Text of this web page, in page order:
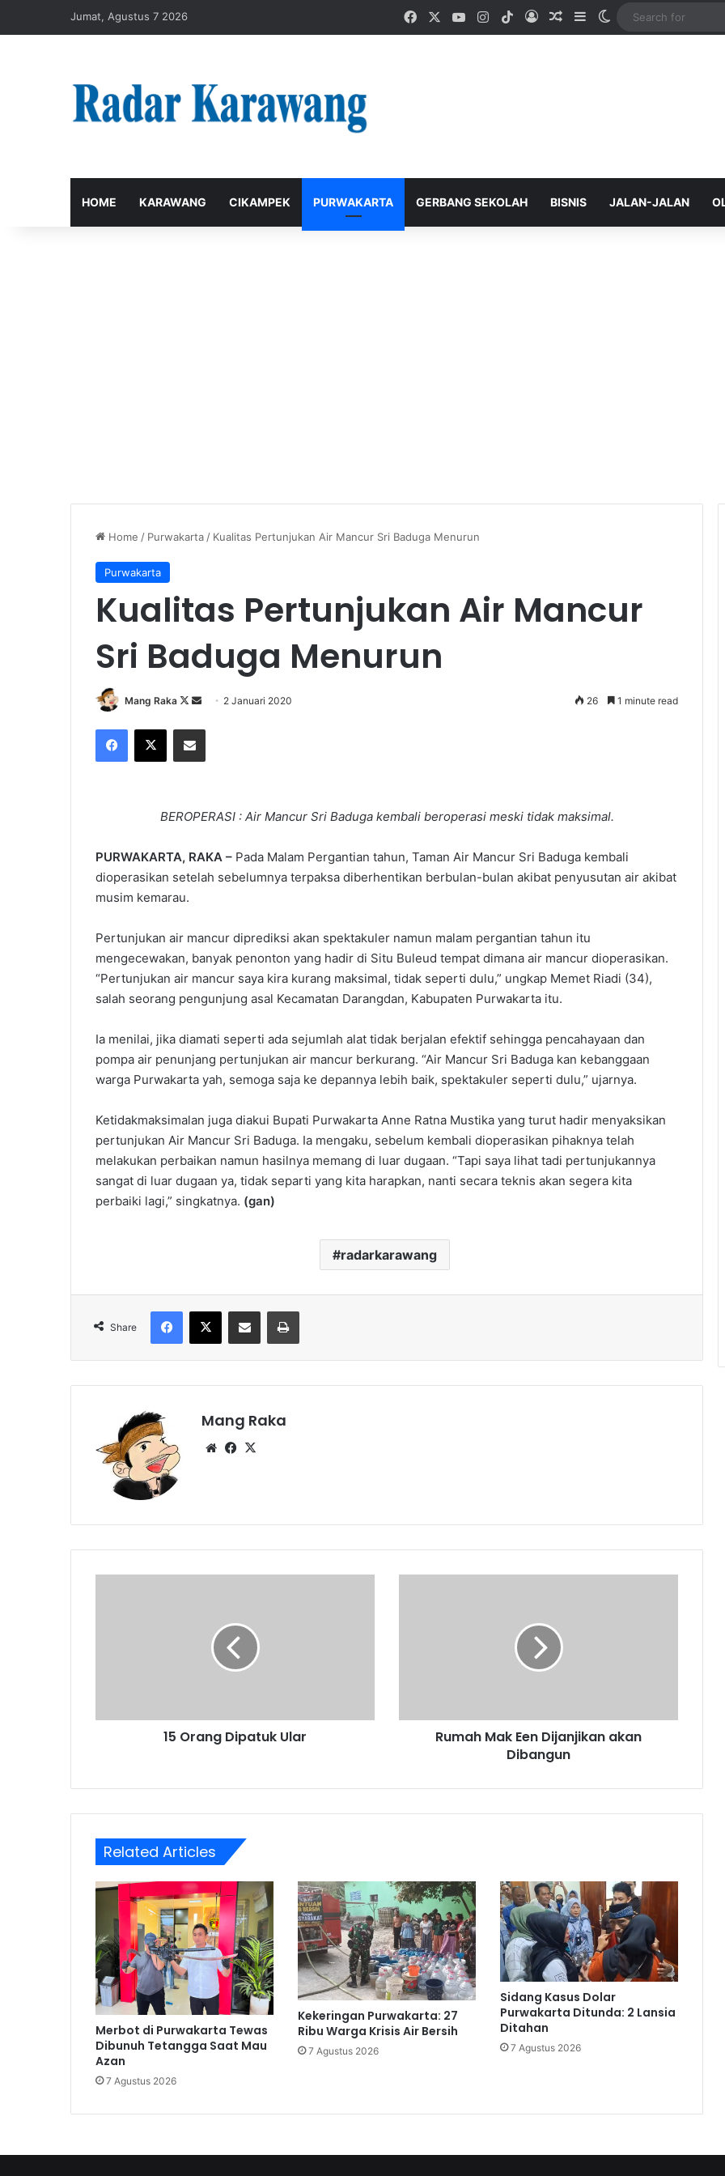
Jumat, Agustus 7 2026 FacebookYouTubeInstagram
TikTokLog InRandom Article
SidebarSwitch skin
HOME KARAWANG CIKAMPEK PURWAKARTA GERBANG SEKOLAH BISNIS JALAN-JALAN
Home / Purwakarta / Kualitas Pertunjukan Air Mancur Sri Baduga Menurun
Purwakarta
Kualitas Pertunjukan Air Mancur
Sri Baduga Menurun
Mang Raka
Follow
X
Send 2 Januari 2020 26 1 minute read
Facebook
X Share via Email
BEROPERASI : Air Mancur Sri Baduga kembali beroperasi meski tidak maksimal.
PURWAKARTA, RAKA – Pada Malam Pergantian tahun, Taman Air Mancur Sri Baduga kembali
dioperasikan setelah sebelumnya terpaksa diberhentikan berbulan-bulan akibat penyusutan air akibat
musim kemarau.
Pertunjukan air mancur diprediksi akan spektakuler namun malam pergantian tahun itu
mengecewakan, banyak penonton yang hadir di Situ Buleud tempat dimana air mancur dioperasikan.
“Pertunjukan air mancur saya kira kurang maksimal, tidak seperti dulu,” ungkap Memet Riadi (34),
salah seorang pengunjung asal Kecamatan Darangdan, Kabupaten Purwakarta itu.
Ia menilai, jika diamati seperti ada sejumlah alat tidak berjalan efektif sehingga pencahayaan dan
pompa air penunjang pertunjukan air mancur berkurang. “Air Mancur Sri Baduga kan kebanggaan
warga Purwakarta yah, semoga saja ke depannya lebih baik, spektakuler seperti dulu,” ujarnya.
Ketidakmaksimalan juga diakui Bupati Purwakarta Anne Ratna Mustika yang turut hadir menyaksikan
pertunjukan Air Mancur Sri Baduga. Ia mengaku, sebelum kembali dioperasikan pihaknya telah
melakukan perbaikan namun hasilnya memang di luar dugaan. “Tapi saya lihat tadi pertunjukannya
sangat di luar dugaan ya, tidak separti yang kita harapkan, nanti secara teknis akan segera kita
perbaiki lagi,” singkatnya. (gan)
radarkarawang
Share
Facebook
X Share via Email Print
Mang Raka
WebsiteFacebook
15 Orang Dipatuk Ular
Rumah Mak Een Dijanjikan akan
Dibangun
Related Articles
Merbot di Purwakarta Tewas
Dibunuh Tetangga Saat Mau
Azan
7 Agustus 2026
Kekeringan Purwakarta: 27
Ribu Warga Krisis Air Bersih
7 Agustus 2026
Sidang Kasus Dolar
Purwakarta Ditunda: 2 Lansia
Ditahan
7 Agustus 2026